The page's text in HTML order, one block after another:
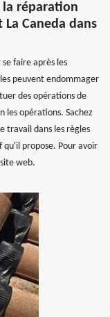
la réparation
Caneda dans
faire après les
peuvent endommager
des opérations de
les opérations. Sachez
travail dans les règles
propose. Pour avoir
web.